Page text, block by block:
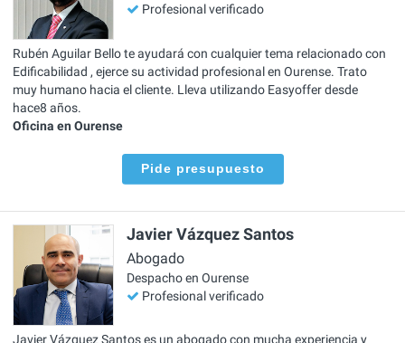
Profesional verificado
Rubén Aguilar Bello te ayudará con cualquier tema relacionado con
Edificabilidad , ejerce su actividad profesional en Ourense. Trato
muy humano hacia el cliente. Lleva utilizando Easyoffer desde
hace8 años.
Oficina en Ourense
Pide presupuesto
Javier Vázquez Santos
Abogado
Despacho en Ourense
Profesional verificado
Javier Vázquez Santos es un abogado con mucha experiencia y